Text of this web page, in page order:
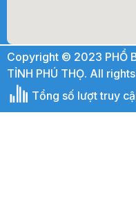
Copyright © 2023 PHỔ
TỈNH PHÚ THỌ. All
Tổng số lượt truy